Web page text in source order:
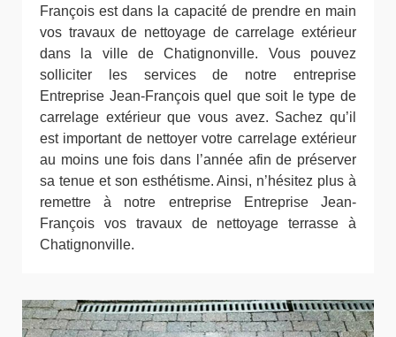
François est dans la capacité de prendre en main
vos travaux de nettoyage de carrelage extérieur
dans la ville de Chatignonville. Vous pouvez
solliciter les services de notre entreprise
Entreprise Jean-François quel que soit le type de
carrelage extérieur que vous avez. Sachez qu’il
est important de nettoyer votre carrelage extérieur
au moins une fois dans l’année afin de préserver
sa tenue et son esthétisme. Ainsi, n’hésitez plus à
remettre à notre entreprise Entreprise Jean-
François vos travaux de nettoyage terrasse à
Chatignonville.